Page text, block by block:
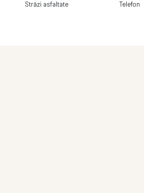
Străzi asfaltate Telefon